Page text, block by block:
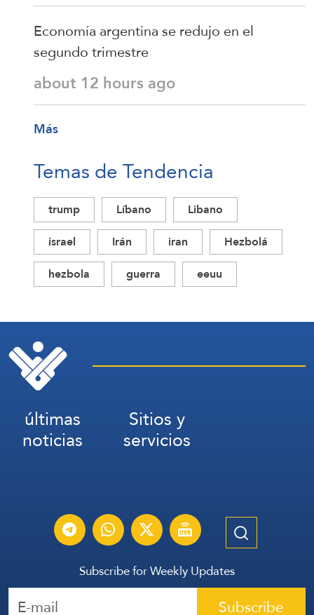
Economía argentina se redujo en el
segundo trimestre
about 12 hours ago
Más
Temas de Tendencia
trump Líbano
Libano
israel
Irán iran
Hezbolá
hezbola
guerra eeuu
últimas
noticias
Sitios y
servicios
Subscribe for Weekly Updates
Subscribe